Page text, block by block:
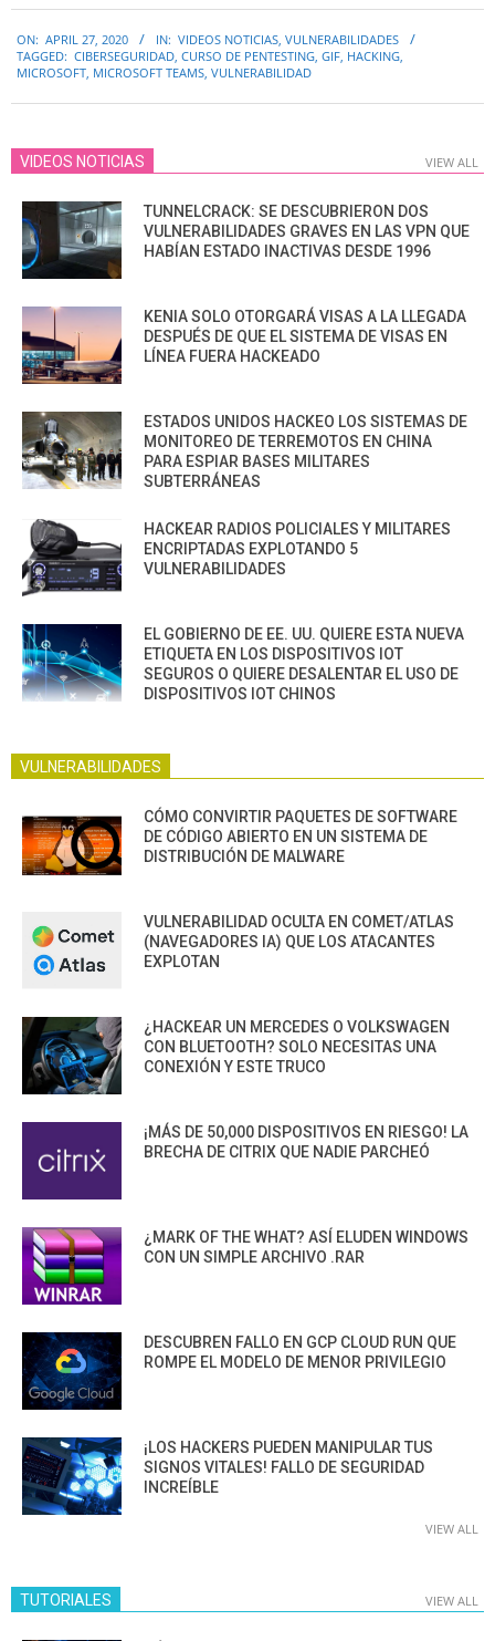
04-
27
ON: APRIL 27, 2020 IN: VIDEOS NOTICIAS, VULNERABILIDADES
TAGGED: CIBERSEGURIDAD, CURSO DE PENTESTING, GIF, HACKING,
MICROSOFT, MICROSOFT TEAMS, VULNERABILIDAD
VIDEOS NOTICIAS VIEW ALL
TUNNELCRACK: SE DESCUBRIERON DOS
VULNERABILIDADES GRAVES EN LAS VPN QUE
HABÍAN ESTADO INACTIVAS DESDE 1996
KENIA SOLO OTORGARÁ VISAS A LA LLEGADA
DESPUÉS DE QUE EL SISTEMA DE VISAS EN
LÍNEA FUERA HACKEADO
ESTADOS UNIDOS HACKEO LOS SISTEMAS DE
MONITOREO DE TERREMOTOS EN CHINA
PARA ESPIAR BASES MILITARES
SUBTERRÁNEAS
HACKEAR RADIOS POLICIALES Y MILITARES
ENCRIPTADAS EXPLOTANDO 5
VULNERABILIDADES
EL GOBIERNO DE EE. UU. QUIERE ESTA NUEVA
ETIQUETA EN LOS DISPOSITIVOS IOT
SEGUROS O QUIERE DESALENTAR EL USO DE
DISPOSITIVOS IOT CHINOS
VULNERABILIDADES
CÓMO CONVIRTIR PAQUETES DE SOFTWARE
DE CÓDIGO ABIERTO EN UN SISTEMA DE
DISTRIBUCIÓN DE MALWARE
VULNERABILIDAD OCULTA EN COMET/ATLAS
(NAVEGADORES IA) QUE LOS ATACANTES
EXPLOTAN
¿HACKEAR UN MERCEDES O VOLKSWAGEN
CON BLUETOOTH? SOLO NECESITAS UNA
CONEXIÓN Y ESTE TRUCO
¡MÁS DE 50,000 DISPOSITIVOS EN RIESGO! LA
BRECHA DE CITRIX QUE NADIE PARCHEÓ
¿MARK OF THE WHAT? ASÍ ELUDEN WINDOWS
CON UN SIMPLE ARCHIVO .RAR
DESCUBREN FALLO EN GCP CLOUD RUN QUE
ROMPE EL MODELO DE MENOR PRIVILEGIO
¡LOS HACKERS PUEDEN MANIPULAR TUS
SIGNOS VITALES! FALLO DE SEGURIDAD
INCREÍBLE
VIEW ALL
TUTORIALES VIEW ALL